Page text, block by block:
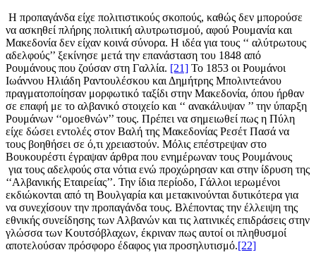
Η προπαγάνδα είχε πολιτιστικούς σκοπούς, καθώς δεν μπορούσε
να ασκηθεί πλήρης πολιτική αλυτρωτισμού, αφού Ρουμανία και
Μακεδονία δεν είχαν κοινά σύνορα. Η ιδέα για τους ‘‘ αλύτρωτους
αδελφούς’’ ξεκίνησε μετά την επανάσταση του 1848 από
Ρουμάνους που ζούσαν στη Γαλλία. [21] Το 1853 οι Ρουμάνοι
Ιωάννου Ηλιάδη Ραντουλέσκου και Δημήτρης Μπολιντεάνου
πραγματοποίησαν μορφωτικό ταξίδι στην Μακεδονία, όπου ήρθαν
σε επαφή με το αλβανικό στοιχείο και ‘‘ ανακάλυψαν ’’ την ύπαρξη
Ρουμάνων ‘‘ομοεθνών’’ τους. Πρέπει να σημειωθεί πως η Πύλη
είχε δώσει εντολές στον Βαλή της Μακεδονίας Ρεσέτ Πασά να
τους βοηθήσει σε ό,τι χρειαστούν. Μόλις επέστρεψαν στο
Βουκουρέστι έγραψαν άρθρα που ενημέρωναν τους Ρουμάνους
για τους αδελφούς στα νότια ενώ προχώρησαν και στην ίδρυση της
‘‘Αλβανικής Εταιρείας’’. Την ίδια περίοδο, Γάλλοι ιερωμένοι
εκδιώκονται από τη Βουλγαρία και μετακινούνται δυτικότερα για
να συνεχίσουν την προπαγάνδα τους. Βλέποντας την έλλειψη της
εθνικής συνείδησης των Αλβανών και τις λατινικές επιδράσεις στην
γλώσσα των Κουτσόβλαχων, έκριναν πως αυτοί οι πληθυσμοί
αποτελούσαν πρόσφορο έδαφος για προσηλυτισμό.[22]